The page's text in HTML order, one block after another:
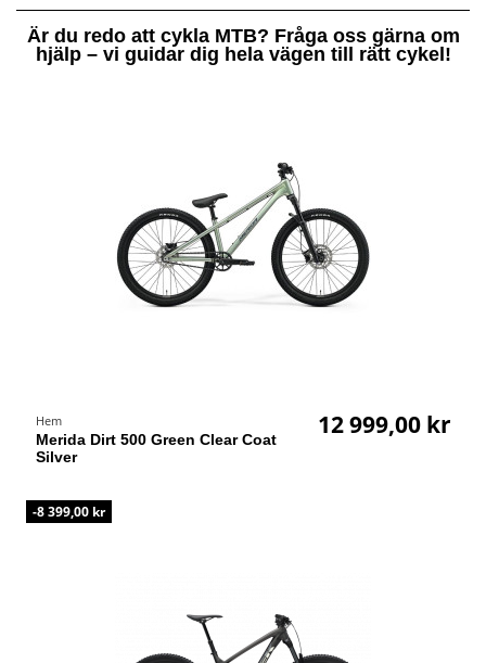
Är du redo att cykla MTB? Fråga oss gärna om
hjälp – vi guidar dig hela vägen till rätt cykel!
Hem
Merida Dirt 500 Green Clear Coat
Silver
12 999,00 kr
-8 399,00 kr